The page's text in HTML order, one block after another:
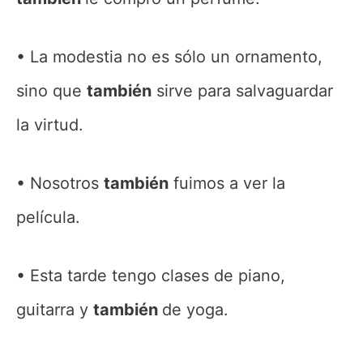
La modestia no es sólo un ornamento,
sino que también sirve para salvaguardar
la virtud.
Nosotros también fuimos a ver la
película.
Esta tarde tengo clases de piano,
guitarra y también de yoga.